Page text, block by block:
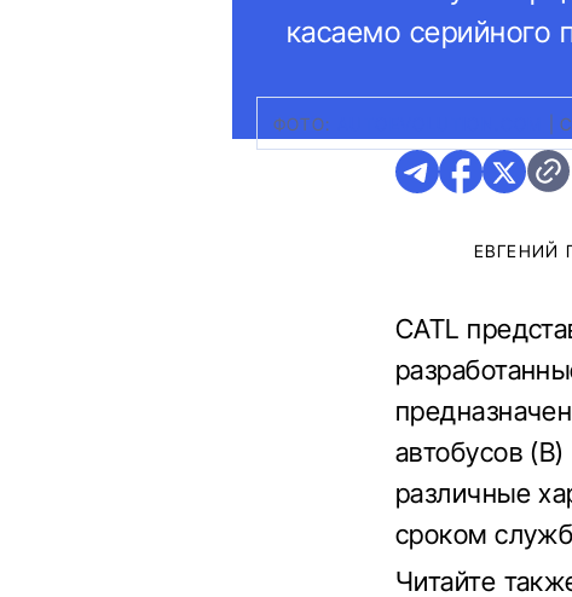
касаемо серийного
ФОТО:
ЕВГЕНИЙ
CATL
автобусов
различные
сроком
Читайте